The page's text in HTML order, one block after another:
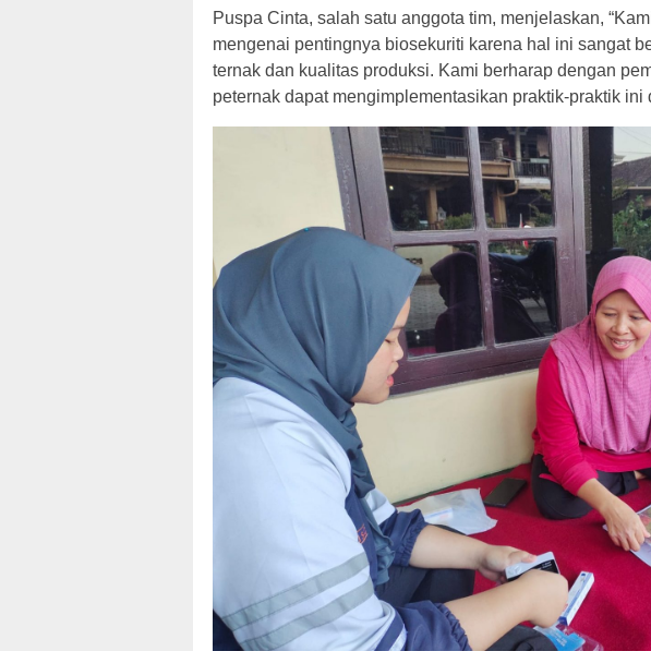
Puspa Cinta, salah satu anggota tim, menjelaskan,
mengenai pentingnya biosekuriti karena hal ini sangat
ternak dan kualitas produksi. Kami berharap dengan
peternak dapat mengimplementasikan praktik-praktik ini